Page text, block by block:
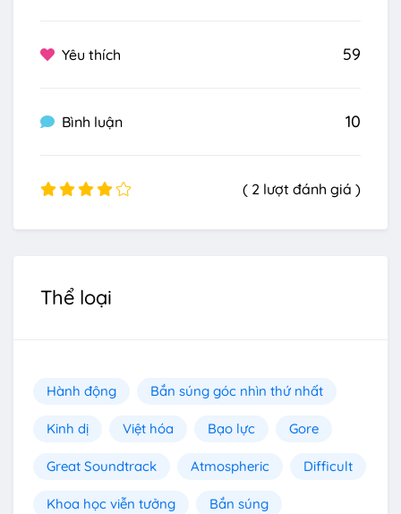
Yêu thích 59
Bình luận 10
( 2 lượt đánh giá )
Thể loại
Hành động Bắn súng góc nhìn thứ nhất
Kinh dị Việt hóa Bạo lực Gore
Great Soundtrack Atmospheric Difficult
Khoa học viễn tưởng Bắn súng